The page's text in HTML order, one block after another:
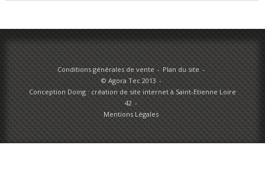
Conditions générales de vente
Plan du site
© Agora Tec 2013
Conception Doing : création de site internet à Saint-Etienne Loire
42
Mentions Légales